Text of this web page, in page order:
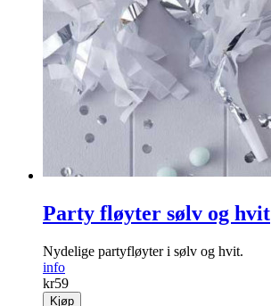
Party fløyter sølv og hvit
Nydelige partyfløyter i sølv og hvit.
info
kr59
Kjøp